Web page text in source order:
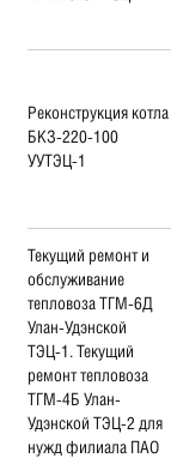
Реконструкция котла
БКЗ-220-100
УУТЭЦ-1
Текущий ремонт и
обслуживание
тепловоза ТГМ-6Д
Улан-Удэнской
ТЭЦ-1. Текущий
ремонт тепловоза
ТГМ-4Б Улан-
Удэнской ТЭЦ-2 для
нужд филиала ПАО